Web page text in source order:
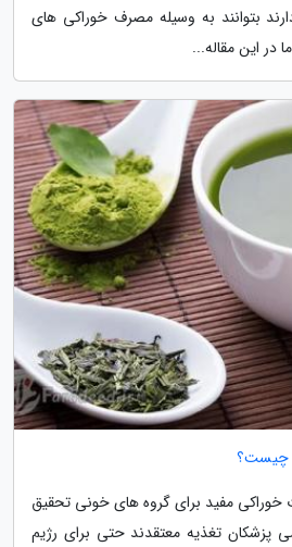
بتوانند به وسیله مصرف خوراکی های
در این مقاله...
چیست؟
خوراکی مفید برای گروه های خونی تحقیق
تغذیه معتقدند حتی برای رژیم